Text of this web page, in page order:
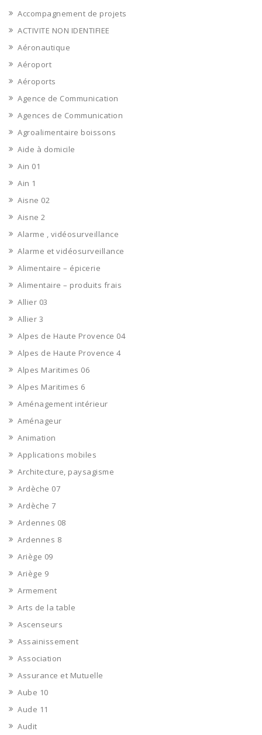
Accompagnement de projets
ACTIVITE NON IDENTIFIEE
Aéronautique
Aéroport
Aéroports
Agence de Communication
Agences de Communication
Agroalimentaire boissons
Aide à domicile
Ain 01
Ain 1
Aisne 02
Aisne 2
Alarme , vidéosurveillance
Alarme et vidéosurveillance
Alimentaire – épicerie
Alimentaire – produits frais
Allier 03
Allier 3
Alpes de Haute Provence 04
Alpes de Haute Provence 4
Alpes Maritimes 06
Alpes Maritimes 6
Aménagement intérieur
Aménageur
Animation
Applications mobiles
Architecture, paysagisme
Ardèche 07
Ardèche 7
Ardennes 08
Ardennes 8
Ariège 09
Ariège 9
Armement
Arts de la table
Ascenseurs
Assainissement
Association
Assurance et Mutuelle
Aube 10
Aude 11
Audit